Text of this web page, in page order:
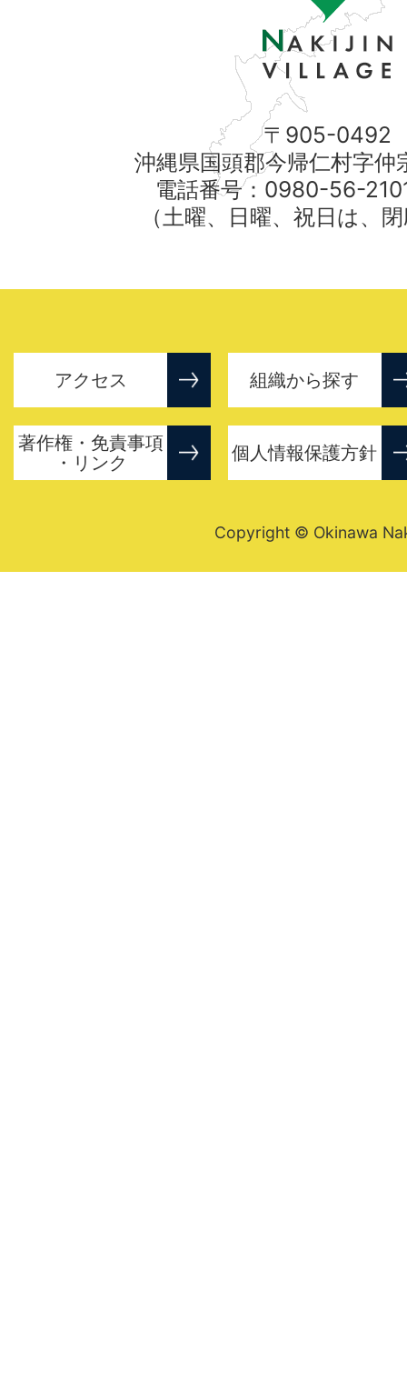
〒905-0492
沖縄県国頭郡今帰仁村字仲
電話番号：0980-56-
（土曜、日曜、祝日は、
アクセス 組織から探す
著作権・免責事項
・リンク
個人情報保護方針
Copyright © Okinawa